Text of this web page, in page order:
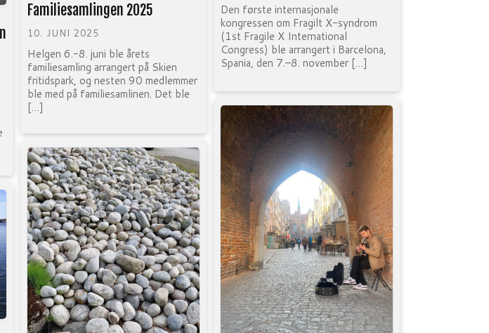
Familiesamlingen 2025
10. JUNI 2025
Helgen 6.-8. juni ble årets
familiesamling arrangert på Skien
fritidspark, og nesten 90 medlemmer
ble med på familiesamlinen. Det ble
[…]
Den første internasjonale
kongressen om Fragilt X-syndrom
(1st Fragile X International
Congress) ble arrangert i Barcelona,
Spania, den 7.–8. november […]